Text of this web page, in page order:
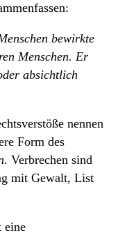
bewirkte
Menschen. Er
absichtlich
nennen
Form des
Verbrechen sind
mit Gewalt, List
eine